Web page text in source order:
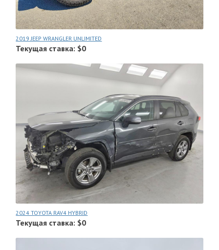
2019 JEEP WRANGLER UNLIMITED
Текущая ставка: $0
2024 TOYOTA RAV4 HYBRID
Текущая ставка: $0